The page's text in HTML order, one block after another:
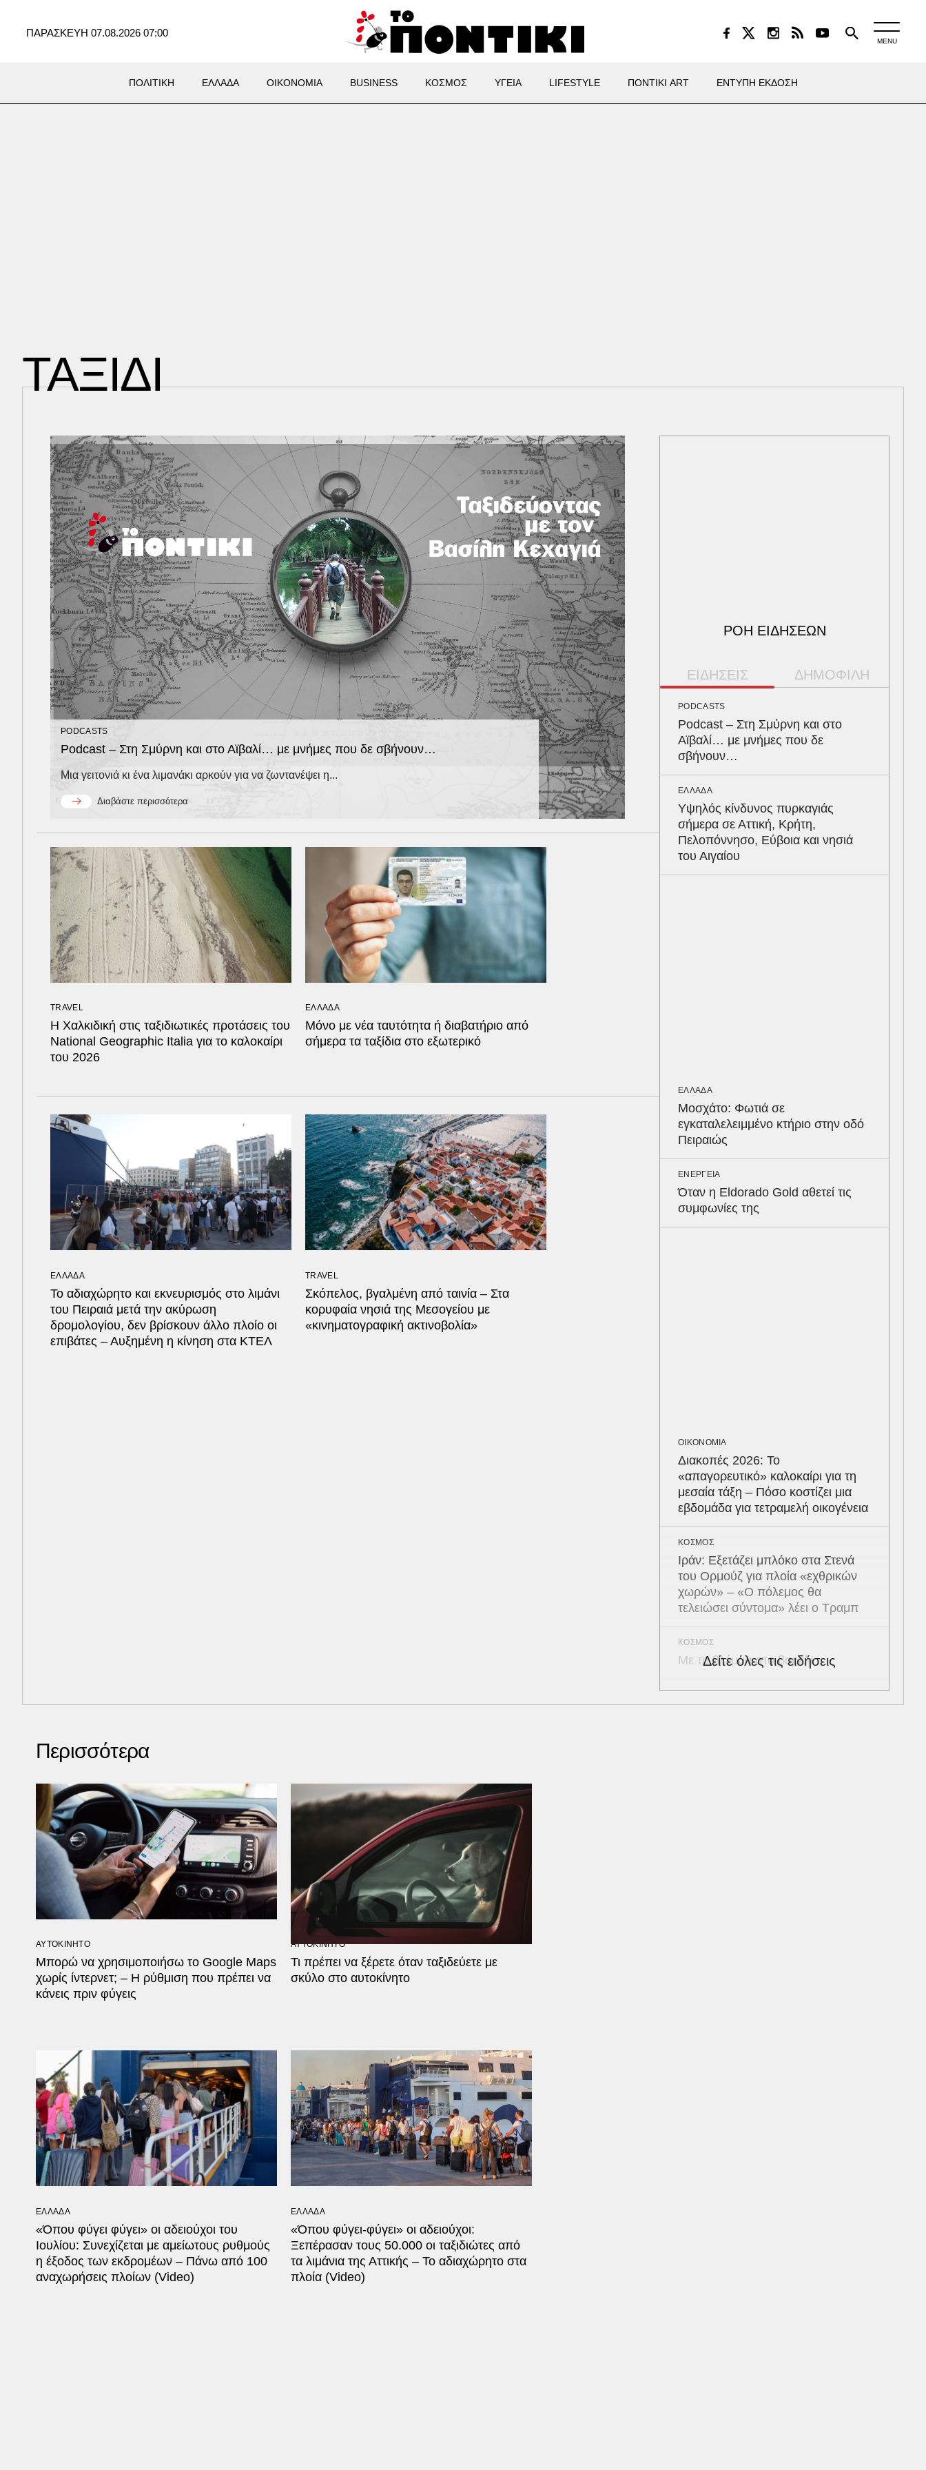
ΠΑΡΑΣΚΕΥΗ 07.08.2026 07:00
MENU
ΠΟΛΙΤΙΚΗ ΕΛΛΑΔΑ ΟΙΚΟΝΟΜΙΑ BUSINESS ΚΟΣΜΟΣ ΥΓΕΙΑ LIFESTYLE ΠΟΝΤΙΚΙ ART ΕΝΤΥΠΗ ΕΚΔΟΣΗ
ΤΑΞΙΔΙ
PODCASTS
Podcast – Στη Σμύρνη και στο Αϊβαλί… με μνήμες που δε σβήνουν…
Μια γειτονιά κι ένα λιμανάκι αρκούν για να ζωντανέψει η...
Διαβάστε περισσότερα
TRAVEL
Η Χαλκιδική στις ταξιδιωτικές προτάσεις του
National Geographic Italia για το καλοκαίρι
του 2026
ΕΛΛΑΔΑ
Μόνο με νέα ταυτότητα ή διαβατήριο από
σήμερα τα ταξίδια στο εξωτερικό
ΕΛΛΑΔΑ
Το αδιαχώρητο και εκνευρισμός στο λιμάνι
του Πειραιά μετά την ακύρωση
δρομολογίου, δεν βρίσκουν άλλο πλοίο οι
επιβάτες – Αυξημένη η κίνηση στα ΚΤΕΛ
TRAVEL
Σκόπελος, βγαλμένη από ταινία – Στα
κορυφαία νησιά της Μεσογείου με
«κινηματογραφική ακτινοβολία»
ΡΟΗ ΕΙΔΗΣΕΩΝ
ΕΙΔΗΣΕΙΣ ΔΗΜΟΦΙΛΗ
PODCASTS
Podcast – Στη Σμύρνη και στο
Αϊβαλί… με μνήμες που δε
σβήνουν…
ΕΛΛΑΔΑ
Υψηλός κίνδυνος πυρκαγιάς
σήμερα σε Αττική, Κρήτη,
Πελοπόννησο, Εύβοια και νησιά
του Αιγαίου
ΕΛΛΑΔΑ
Μοσχάτο: Φωτιά σε
εγκαταλελειμμένο κτήριο στην οδό
Πειραιώς
ΕΝΕΡΓΕΙΑ
Όταν η Eldorado Gold αθετεί τις
συμφωνίες της
ΟΙΚΟΝΟΜΙΑ
Διακοπές 2026: Το
«απαγορευτικό» καλοκαίρι για τη
μεσαία τάξη – Πόσο κοστίζει μια
εβδομάδα για τετραμελή οικογένεια
ΚΟΣΜΟΣ
Ιράν: Εξετάζει μπλόκο στα Στενά
του Ορμούζ για πλοία «εχθρικών
χωρών» – «Ο πόλεμος θα
τελειώσει σύντομα» λέει ο Τραμπ
ΚΟΣΜΟΣ
Με το βλέμμα στο βαρέλι
Δείτε όλες τις ειδήσεις
Περισσότερα
ΑΥΤΟΚΙΝΗΤΟ
Μπορώ να χρησιμοποιήσω το Google Maps
χωρίς ίντερνετ; – Η ρύθμιση που πρέπει να
κάνεις πριν φύγεις
ΑΥΤΟΚΙΝΗΤΟ
Τι πρέπει να ξέρετε όταν ταξιδεύετε με
σκύλο στο αυτοκίνητο
ΕΛΛΑΔΑ
«Όπου φύγει φύγει» οι αδειούχοι του
Ιουλίου: Συνεχίζεται με αμείωτους ρυθμούς
η έξοδος των εκδρομέων – Πάνω από 100
αναχωρήσεις πλοίων (Video)
ΕΛΛΑΔΑ
«Όπου φύγει-φύγει» οι αδειούχοι:
Ξεπέρασαν τους 50.000 οι ταξιδιώτες από
τα λιμάνια της Αττικής – Το αδιαχώρητο στα
πλοία (Video)